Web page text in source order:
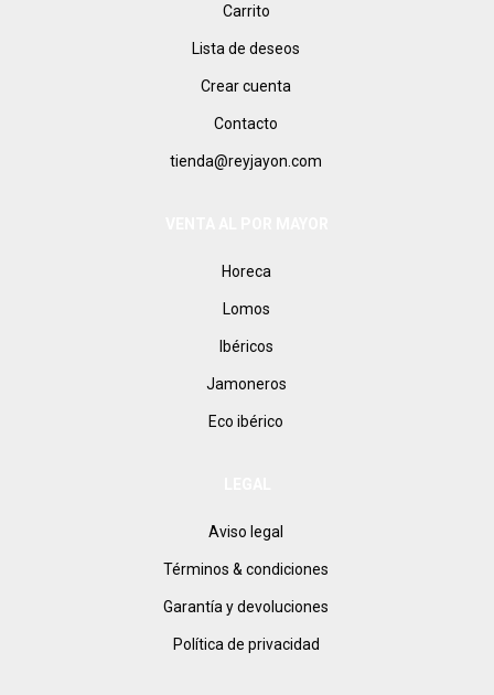
Carrito
Lista de deseos
Crear cuenta
Contacto
tienda@reyjayon.com
Horeca
Lomos
Ibéricos
Jamoneros
Eco ibérico
Aviso legal
Términos & condiciones
Garantía y devoluciones
Política de privacidad